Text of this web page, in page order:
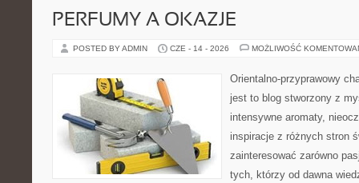
PERFUMY A OKAZJE
POSTED BY ADMIN CZE - 14 - 2026 MOŻLIWOŚĆ
Orientalno-przyprawowy
jest to blog stworzony z
intensywne aromaty,
inspiracje z różnych stron
zainteresować zarówno
tych, którzy od dawna